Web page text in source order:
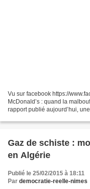
Vu sur facebook https://
McDonald’s : quand la
rapport publié aujourd’hui,
Gaz de schiste :
en Algérie
Publié le 25/02/2015 à 18:11
Par democratie-reelle-nimes